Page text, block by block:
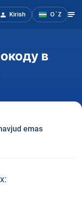
Kirish O`Z
в
emas